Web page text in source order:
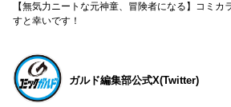
【無気力ニートな元神童、冒険者になる】コミカ
すと幸いです！
ガルド編集部公式X(Twitter)